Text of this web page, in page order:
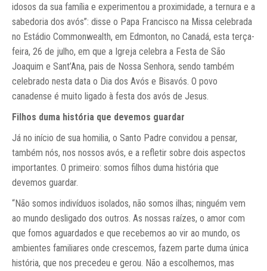
idosos da sua família e experimentou a proximidade, a ternura e a
sabedoria dos avós”: disse o Papa Francisco na Missa celebrada
no Estádio Commonwealth, em Edmonton, no Canadá, esta terça-
feira, 26 de julho, em que a Igreja celebra a Festa de São
Joaquim e Sant’Ana, pais de Nossa Senhora, sendo também
celebrado nesta data o Dia dos Avós e Bisavós. O povo
canadense é muito ligado à festa dos avós de Jesus.
Filhos duma história que devemos guardar
Já no início de sua homilia, o Santo Padre convidou a pensar,
também nós, nos nossos avós, e a refletir sobre dois aspectos
importantes. O primeiro: somos filhos duma história que
devemos guardar.
“Não somos indivíduos isolados, não somos ilhas; ninguém vem
ao mundo desligado dos outros. As nossas raízes, o amor com
que fomos aguardados e que recebemos ao vir ao mundo, os
ambientes familiares onde crescemos, fazem parte duma única
história, que nos precedeu e gerou. Não a escolhemos, mas